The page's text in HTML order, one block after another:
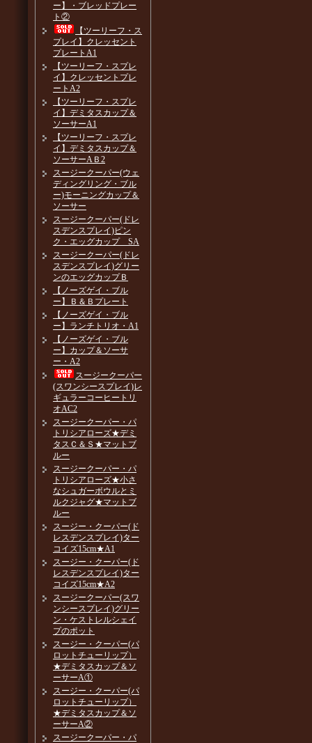
ー】・ブレッドプレー
ト②
【ツーリーフ・ス
プレイ】クレッセント
プレートA1
【ツーリーフ・スプレ
イ】クレッセントプレ
ートA2
【ツーリーフ・スプレ
イ】デミタスカップ＆
ソーサーA1
【ツーリーフ・スプレ
イ】デミタスカップ＆
ソーサーAＢ2
スージークーパー(ウェ
ディングリング・ブル
ー)モーニングカップ＆
ソーサー
スージークーパー(ドレ
スデンスプレイ)ピン
ク・エッグカップ SA
スージークーパー(ドレ
スデンスプレイ)グリー
ンのエッグカップＢ
【ノーズゲイ・ブル
ー】Ｂ＆Ｂプレート
【ノーズゲイ・ブル
ー】ランチトリオ・A1
【ノーズゲイ・ブル
ー】カップ＆ソーサ
ー・A2
スージークーパー
(スワンシースプレイ)レ
ギュラーコーヒートリ
オAC2
スージークーパー・パ
トリシアローズ★デミ
タスＣ＆Ｓ★マットブ
ルー
スージークーパー・パ
トリシアローズ★小さ
なシュガーボウルとミ
ルクジャグ★マットブ
ルー
スージー・クーパー(ド
レスデンスプレイ)ター
コイズ15cm★A1
スージー・クーパー(ド
レスデンスプレイ)ター
コイズ15cm★A2
スージークーパー(スワ
ンシースプレイ)グリー
ン・ケストレルシェイ
プのポット
スージー・クーパー(パ
ロットチューリップ）
★デミタスカップ＆ソ
ーサーA①
スージー・クーパー(パ
ロットチューリップ）
★デミタスカップ＆ソ
ーサーA②
スージークーパー・パ